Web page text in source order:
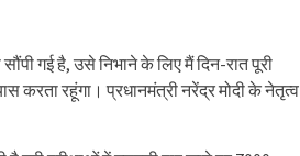
गई है, उसे निभाने के लिए मैं दिन-रात पूरी
करता रहूंगा। प्रधानमंत्री नरेंद्र मोदी के नेतृत्व